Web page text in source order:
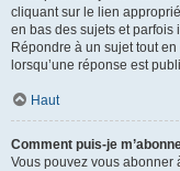
cliquant sur le lien
en bas des sujets et parfois
Répondre à un sujet tout
lorsqu’une réponse est
Haut
Comment puis-je
Vous pouvez vous abonner